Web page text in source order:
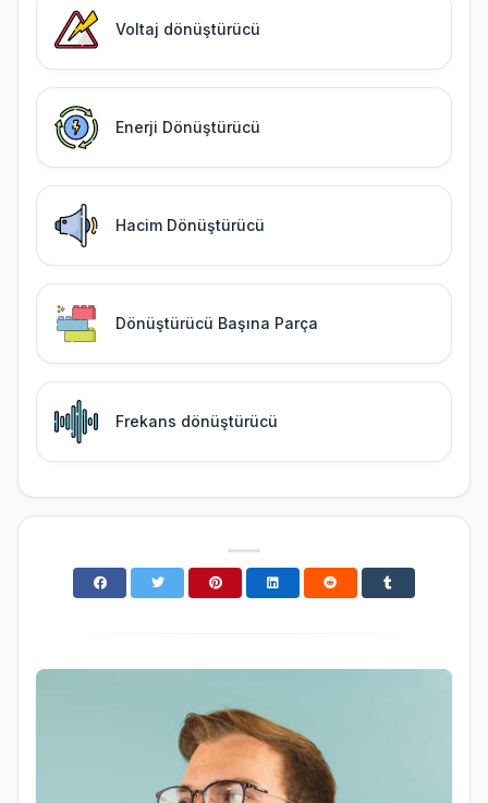
Voltaj dönüştürücü
Enerji Dönüştürücü
Hacim Dönüştürücü
Dönüştürücü Başına Parça
Frekans dönüştürücü